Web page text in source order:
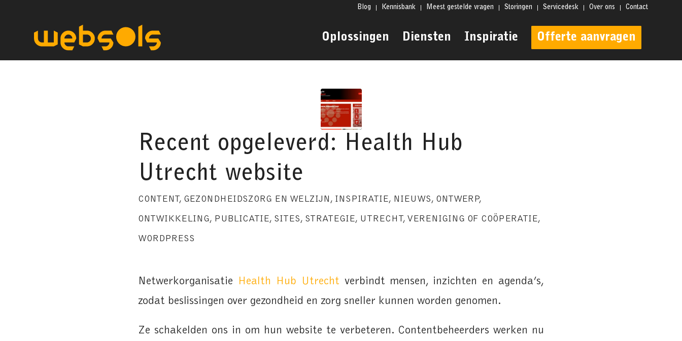
Blog Kennisbank Meest gestelde vragen Storingen Servicedesk Over ons Contact
Oplossingen Diensten Inspiratie Offerte aanvragen
Recent opgeleverd: Health Hub
Utrecht website
CONTENT, GEZONDHEIDSZORG EN WELZIJN , INSPIRATIE, NIEUWS, ONTWERP,
ONTWIKKELING, PUBLICATIE, SITES, STRATEGIE, UTRECHT, VERENIGING OF COÖPERATIE,
WORDPRESS
Netwerkorganisatie Health Hub Utrecht verbindt mensen, inzichten en agenda’s,
zodat beslissingen over gezondheid en zorg sneller kunnen worden genomen.
Ze schakelden ons in om hun website te verbeteren. Contentbeheerders werken nu